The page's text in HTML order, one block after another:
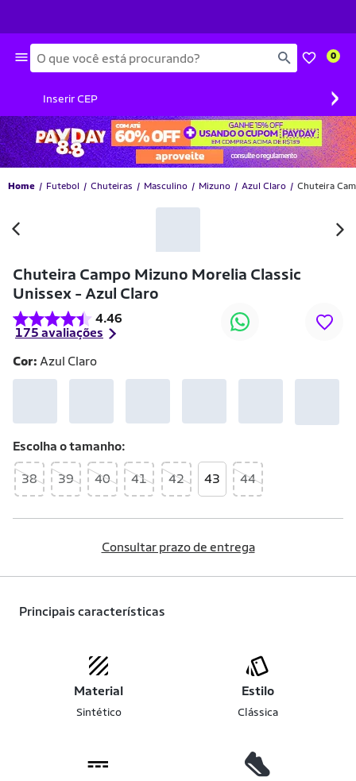
Busca 0
Inserir CEP ›
Home Futebol Chuteiras Masculino Mizuno Azul Claro Chuteira
Chuteira Campo Mizuno Morelia Classic
Unissex - Azul Claro
4.46
175 avaliações
-10% OFF
Cor: Azul Claro
Escolha otamanho
38 39 40 41 42 43 44
Consultar prazo de entrega
Principais características
Material
Sintético
Estilo
Clássica